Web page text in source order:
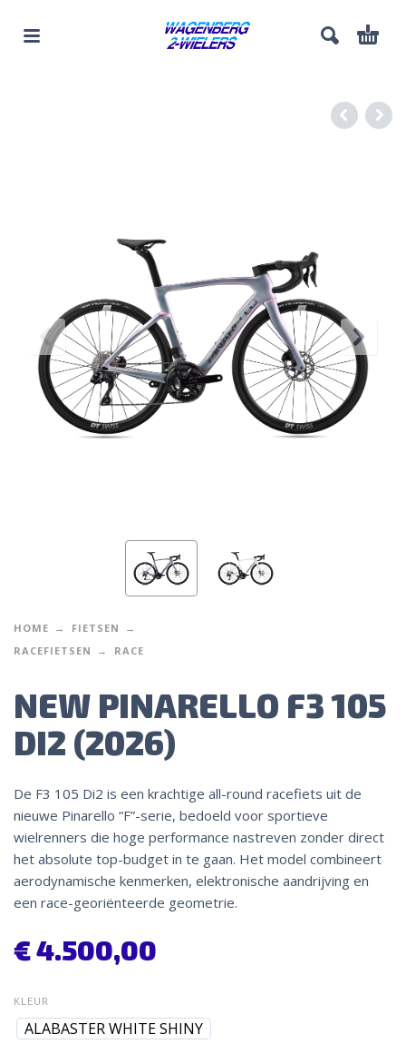
HOME
FIETSEN
RACEFIETSEN
RACE
NEW PINARELLO F3 105
DI2 (2026)
De F3 105 Di2 is een krachtige all-round racefiets uit de
nieuwe Pinarello “F”-serie, bedoeld voor sportieve
wielrenners die hoge performance nastreven zonder direct
het absolute top-budget in te gaan. Het model combineert
aerodynamische kenmerken, elektronische aandrijving en
een race-georiënteerde geometrie.
€4.500,00
KLEUR
ALABASTER WHITE SHINY